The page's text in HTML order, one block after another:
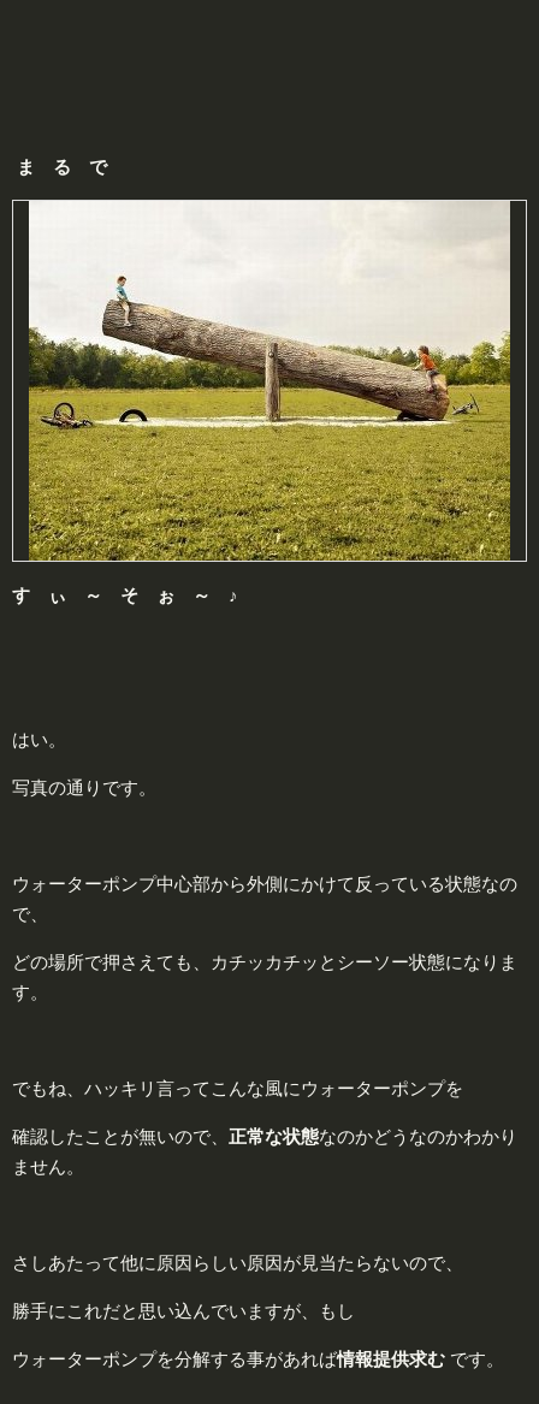
ま る で
す ぃ ～ そ ぉ ～ ♪
はい。
写真の通りです。
ウォーターポンプ中心部から外側にかけて反っている状態なの
で、
どの場所で押さえても、カチッカチッとシーソー状態になりま
す。
でもね、ハッキリ言ってこんな風にウォーターポンプを
確認したことが無いので、 正常な状態なのかどうなのかわかり
ません。
さしあたって他に原因らしい原因が見当たらないので、
勝手にこれだと思い込んでいますが、もし
ウォーターポンプを分解する事があれば情報提供求む です。